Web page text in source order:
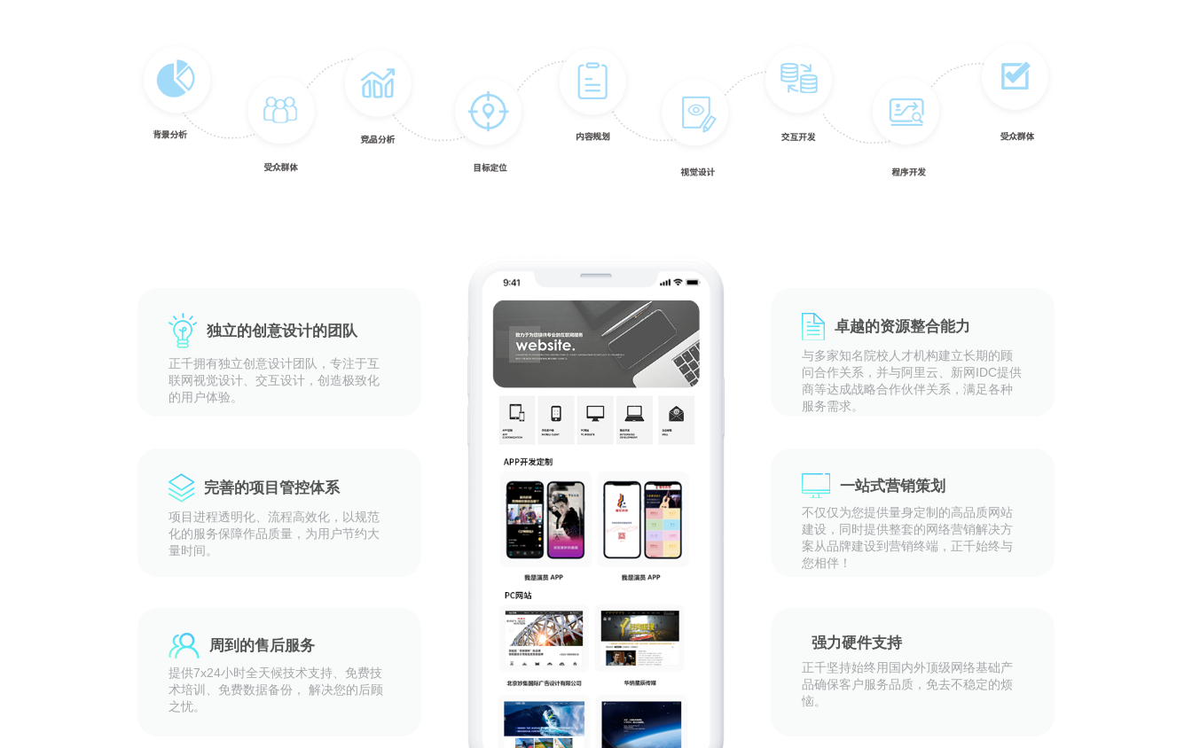
独立的创意设计的团队
正千拥有独立创意设计团队，专注于互
联网视觉设计、交互设计，创造极致化
的用户体验。
完善的项目管控体系
项目进程透明化、流程高效化，以规范
化的服务保障作品质量，为用户节约大
量时间。
周到的售后服务
提供7x24小时全天候技术支持、免费技
术培训、免费数据备份， 解决您的后顾
之忧。
卓越的资源整合能力
与多家知名院校人才机构建立长期的顾
问合作关系，并与阿里云、新网IDC提供
商等达成战略合作伙伴关系，满足各种
服务需求。
一站式营销策划
不仅仅为您提供量身定制的高品质网站
建设，同时提供整套的网络营销解决方
案从品牌建设到营销终端，正千始终与
您相伴！
强力硬件支持
正千坚持始终用国内外顶级网络基础产
品确保客户服务品质，免去不稳定的烦
恼。